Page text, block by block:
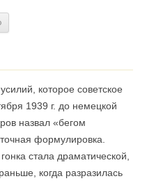
которое советское
1939 г. до немецкой
назвал «бегом
формулировка.
стала драматической,
когда разразилась